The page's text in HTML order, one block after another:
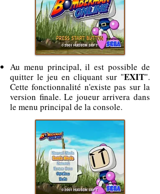
Au menu principal, il est possible de
quitter le jeu en cliquant sur "EXIT".
Cette fonctionnalité n'existe pas sur la
version finale. Le joueur arrivera dans
le menu principal de la console.